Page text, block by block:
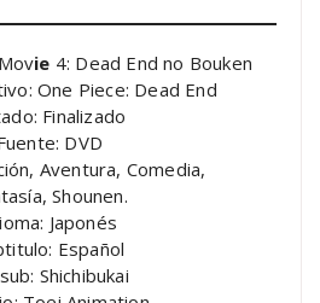
ie 4: Dead End no Bouken
One Piece: Dead End
Finalizado
DVD
Aventura, Comedia,
Shounen.
Japonés
Español
Shichibukai